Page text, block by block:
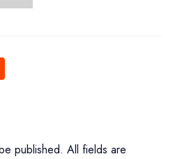
published. All fields are